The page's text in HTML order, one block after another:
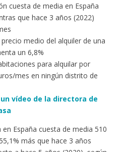
cuesta de media en España
que hace 3 años (2022)
medio del alquiler de una
un 6,8%
para alquilar por
mes en ningún distrito de
vídeo de la directora de
España cuesta de media 510
más que hace 3 años